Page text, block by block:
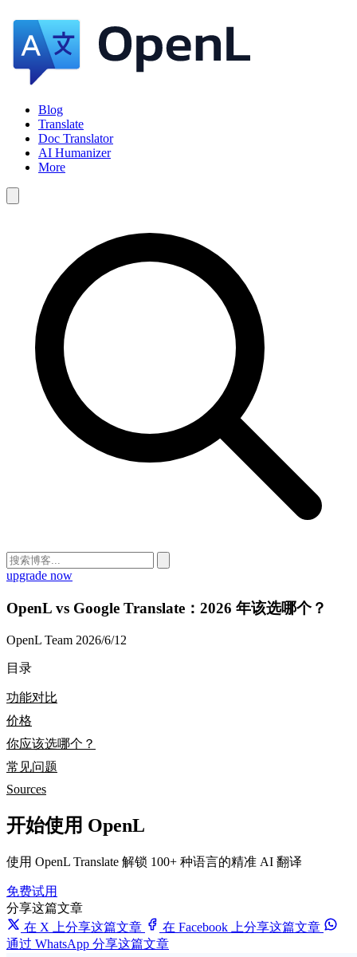
Blog
Translate
Doc Translator
AI Humanizer
More
upgrade now
OpenL vs Google Translate：2026 年该选哪个？
OpenL Team 2026/6/12
目录
功能对比
价格
你应该选哪个？
常见问题
Sources
开始使用 OpenL
使用 OpenL Translate 解锁 100+ 种语言的精准 AI 翻译
免费试用
分享这篇文章
在 X 上分享这篇文章
在 Facebook 上分享这篇文章
通过 WhatsApp 分享这篇文章